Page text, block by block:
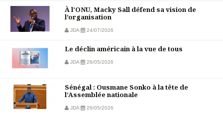
À l’ONU, Macky Sall défend sa vision de
l’organisation
JDA 24/07/2026
Le déclin américain à la vue de tous
JDA 26/05/2026
Sénégal : Ousmane Sonko à la tête de
l’Assemblée nationale
JDA 26/05/2026